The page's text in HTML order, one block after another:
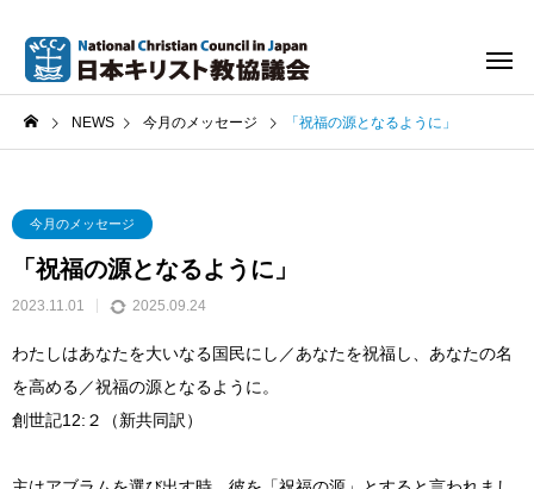
NEWS 今月のメッセージ 「祝福の源となるように」
今月のメッセージ
「祝福の源となるように」
2023.11.01 2025.09.24
わたしはあなたを大いなる国民にし／あなたを祝福し、あなたの名
を高める／祝福の源となるように。
創世記12:２（新共同訳）